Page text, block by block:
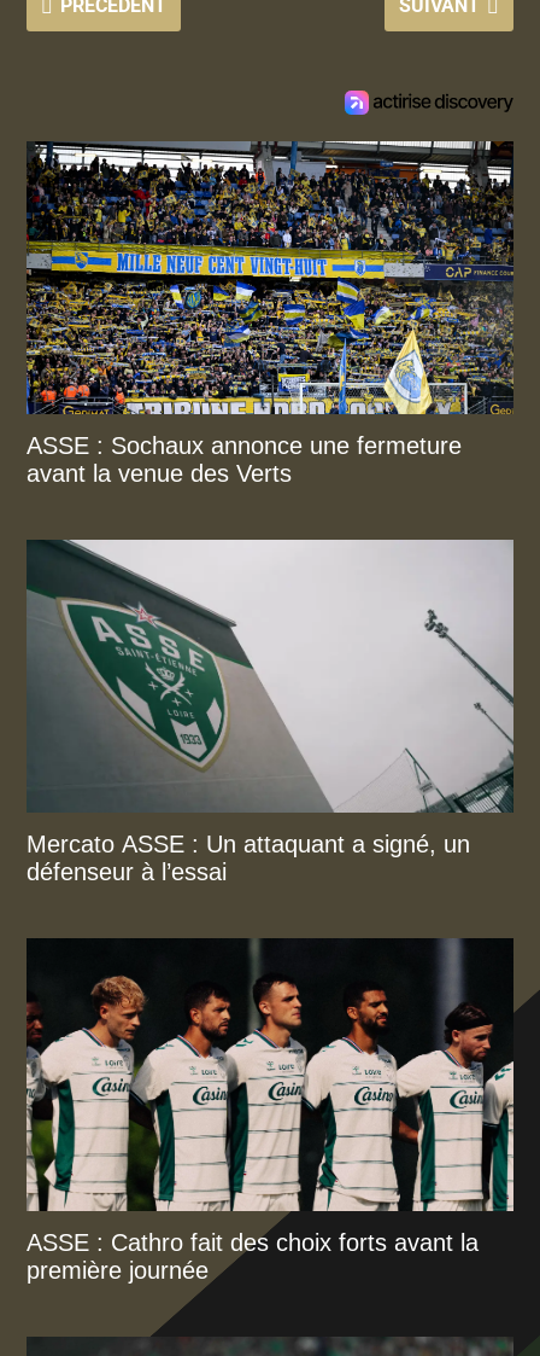
PRÉCÉDENT SUIVANT
ASSE : Sochaux annonce une fermeture
avant la venue des Verts
Mercato ASSE : Un attaquant a signé, un
défenseur à l’essai
ASSE : Cathro fait des choix forts avant la
première journée